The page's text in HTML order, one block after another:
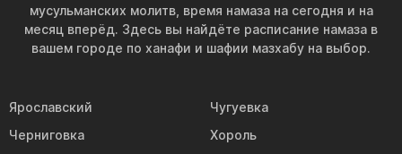
мусульманских молитв, время намаза на сегодня и на
месяц вперёд. Здесь вы найдёте расписание намаза в
вашем городе по ханафи и шафии мазхабу на выбор.
Ярославский
Чугуевка
Черниговка
Хороль